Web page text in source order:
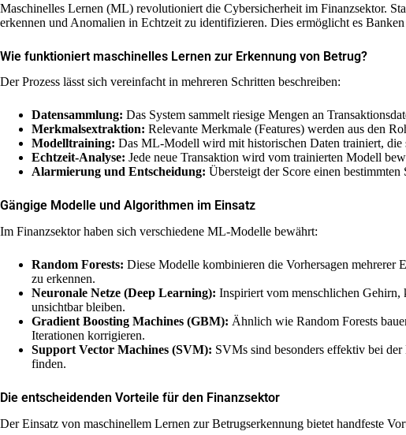
Maschinelles Lernen (ML) revolutioniert die Cybersicherheit im Finanzsektor.
erkennen und Anomalien in Echtzeit zu identifizieren. Dies ermöglicht es
Wie funktioniert maschinelles Lernen zur Erkennung von Betrug?
Der Prozess lässt sich vereinfacht in mehreren Schritten beschreiben:
Datensammlung: Das System sammelt riesige Mengen an
Merkmalsextraktion: Relevante Merkmale (Features) werden aus den
Modelltraining: Das ML-Modell wird mit historischen Daten trainiert, die
Echtzeit-Analyse: Jede neue Transaktion wird vom trainierten Modell
Alarmierung und Entscheidung: Übersteigt der Score einen
Gängige Modelle und Algorithmen im Einsatz
Im Finanzsektor haben sich verschiedene ML-Modelle bewährt:
Random Forests: Diese Modelle kombinieren die Vorhersagen mehrerer
zu erkennen.
Neuronale Netze (Deep Learning): Inspiriert vom menschlichen Gehirn,
unsichtbar bleiben.
Gradient Boosting Machines (GBM): Ähnlich wie Random Forests
Iterationen korrigieren.
Support Vector Machines (SVM): SVMs sind besonders effektiv bei
finden.
Die entscheidenden Vorteile für den Finanzsektor
Der Einsatz von maschinellem Lernen zur Betrugserkennung bietet handfeste